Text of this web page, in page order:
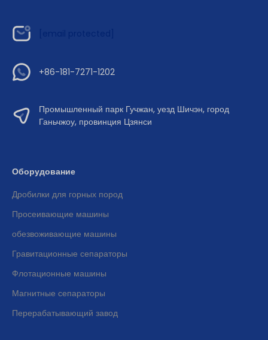
+86-181-7271-1202
Промышленный парк Гучжан, уезд Шичэн, город
Ганьчжоу, провинция Цзянси
Оборудование
Дробилки для горных пород
Просеивающие машины
обезвоживающие машины
Гравитационные сепараторы
Флотационные машины
Магнитные сепараторы
Перерабатывающий завод